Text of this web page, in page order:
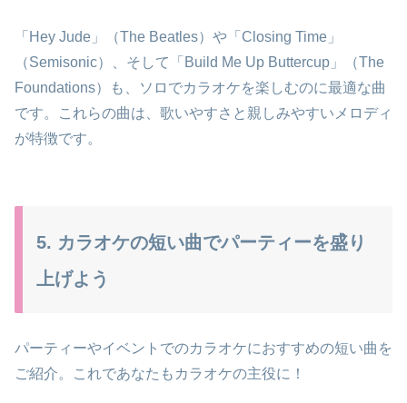
「Hey Jude」（The Beatles）や「Closing Time」
（Semisonic）、そして「Build Me Up Buttercup」（The
Foundations）も、ソロでカラオケを楽しむのに最適な曲
です。これらの曲は、歌いやすさと親しみやすいメロディ
が特徴です。
5. カラオケの短い曲でパーティーを盛り
上げよう
パーティーやイベントでのカラオケにおすすめの短い曲を
ご紹介。これであなたもカラオケの主役に！